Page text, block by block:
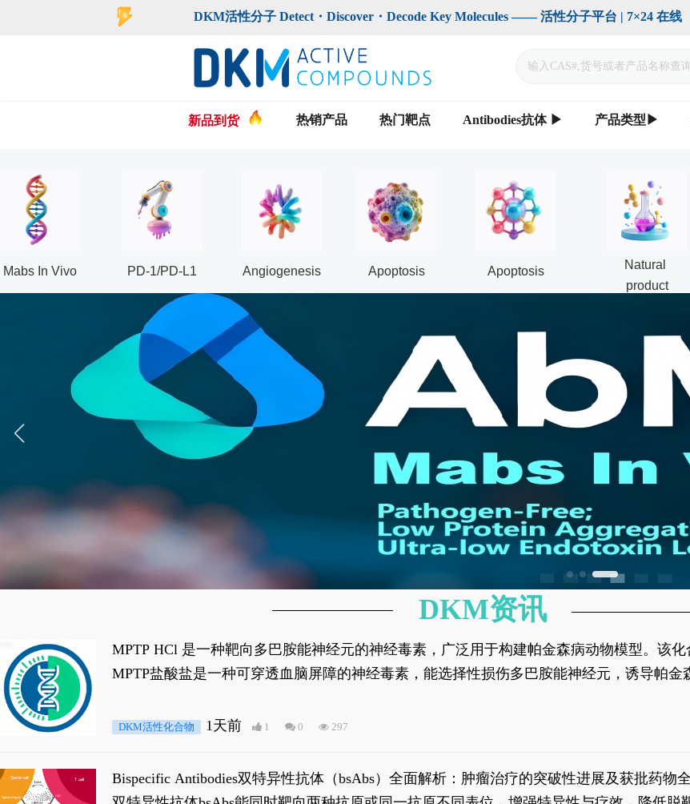
DKM活性分子 Detect・Discover・Decode Key Molecules —— 活性分子平台 | 7×24 在线
新品到货 热销产品 热门靶点 Antibodies抗体 ▶ 产品类型▶
Mabs In Vivo PD-1/PD-L1 Angiogenesis Apoptosis Apoptosis
Natural
product
MPTP HCl 是一种靶向多巴胺能神经元的神经毒素，广泛用于构建帕金森病动物模型。该
经典应用即为选择性损毁中脑黑质致密部多巴胺能神经元，从而可靠模拟帕金森病的核心
MPTP盐酸盐是一种可穿透血脑屏障的神经毒素，能选择性损伤多巴胺能神经元，诱导帕金
DKM活性化合物 1天前 1 0 297
Bispecific Antibodies双特异性抗体（bsAbs）全面解析：肿瘤治疗的突破性进展及获批药物
DKM资讯